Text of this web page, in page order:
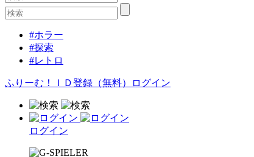
#ホラー
#探索
#レトロ
ふりーむ！ＩＤ登録（無料） ログイン
ログイン